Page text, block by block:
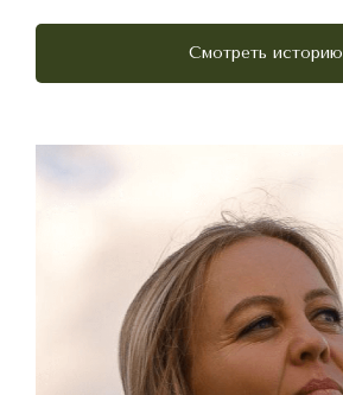
Смотреть историю
Запишитесь на демо-игру и через
архетипы и МАК исследуйте
собственный метод!
Оставляйте, пожалуйста, номер телефона,
по которому мы сможем связаться с вами
в Telegram или WhatsApp
Запишитесь на демо-игру и
узнайте, как этот инструмент
может помочь вашим клиентам
получать результаты!